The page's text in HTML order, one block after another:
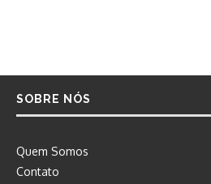
SOBRE NÓS
Quem Somos
Contato